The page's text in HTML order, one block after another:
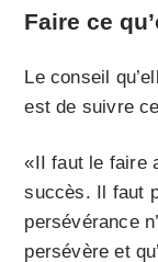
Faire ce
Le conseil
est de suivre
«II faut le faire
succès. Il faut
persévérance
persévère et